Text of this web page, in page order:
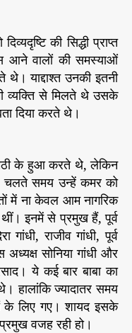
की सिद्धी प्राप्त
आने वालों की समस्याओं
याद्दाश्त उनकी इतनी
व्यक्ति से मिलते थे उसके
दिया करते थे।
के हुआ करते थे, लेकिन
चलते समय उन्हें कमर को
में ना केवल आम नागरिक
थीं। इनमें से प्रमुख हैं, पूर्व
गांधी, राजीव गांधी, पूर्व
अध्यक्ष सोनिया गांधी और
ये कई बार बाबा का
हालांकि ज्यादातर समय
के लिए गए। शायद इसके
वजह रही हो।